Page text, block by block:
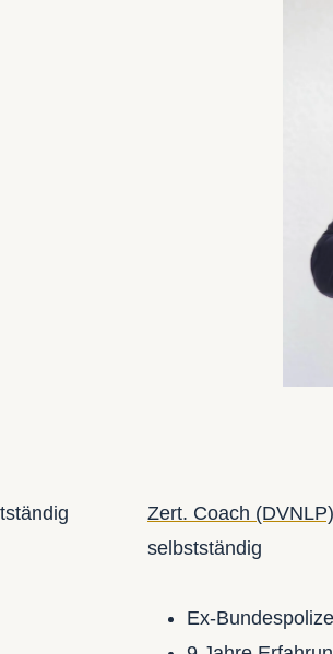
Zert. Coach (DVNLP)
selbstständig
Ex-